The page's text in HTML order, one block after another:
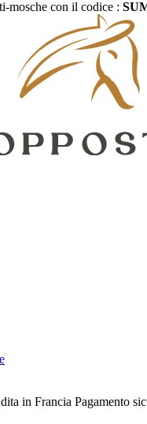
mosche con il codice :
in Francia Pagamento